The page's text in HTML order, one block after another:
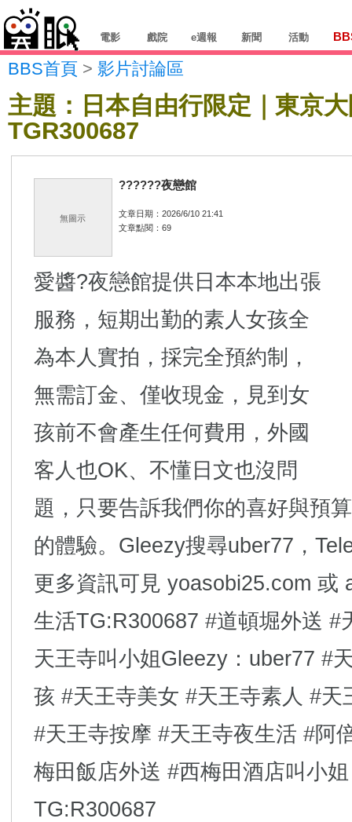
電影 戲院 e週報 新聞 活動
BBS首頁 > 影片討論區
主題：日本自由行限定｜東京
TGR300687
無圖示
??????夜戀館
文章日期：2026/6/10 21:41
文章點閱：69
愛醬?夜戀館提供日本本地出張
服務，短期出勤的素人女孩全
為本人實拍，採完全預約制，
無需訂金、僅收現金，見到女
孩前不會產生任何費用，外國
客人也OK、不懂日文也沒問
題，只要告訴我們你的喜好與預
的體驗。Gleezy搜尋uber77，
更多資訊可見 yoasobi25.com 或
生活TG:R300687 #道頓堀外送 #
天王寺叫小姐Gleezy：uber77 #
孩 #天王寺美女 #天王寺素人 #天
#天王寺按摩 #天王寺夜生活 #阿
梅田飯店外送 #西梅田酒店叫小
TG:R300687